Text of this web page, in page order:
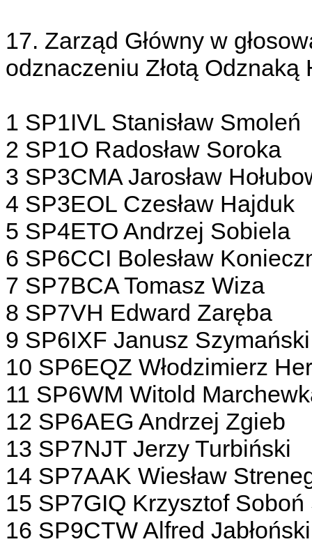
17. Zarząd Główny w
odznaczeniu Złotą
1 SP1IVL Stanisław Smoleń
2 SP1O Radosław Soroka
3 SP3CMA Jarosław
4 SP3EOL Czesław Hajduk
5 SP4ETO Andrzej Sobiela
6 SP6CCI Bolesław
7 SP7BCA Tomasz Wiza
8 SP7VH Edward Zaręba
9 SP6IXF Janusz Szymański
10 SP6EQZ Włodzimierz
11 SP6WM Witold
12 SP6AEG Andrzej Zgieb
13 SP7NJT Jerzy Turbiński
14 SP7AAK Wiesław
15 SP7GIQ Krzysztof Soboń
16 SP9CTW Alfred Jabłoński